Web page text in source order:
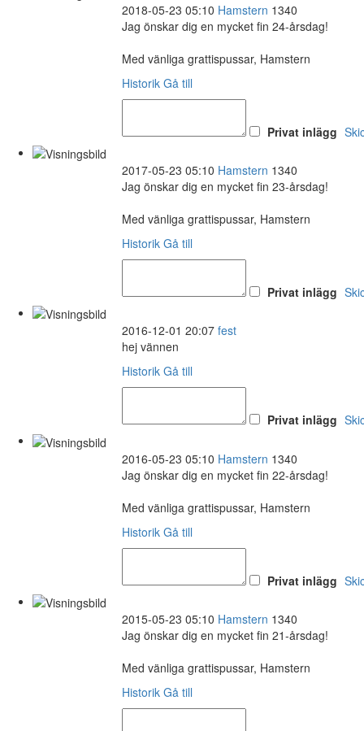
2018-05-23 05:10 Hamstern 1340
Jag önskar dig en mycket fin 24-årsdag!
Med vänliga grattispussar, Hamstern
Historik Gå till
Privat inlägg
2017-05-23 05:10 Hamstern 1340
Jag önskar dig en mycket fin 23-årsdag!
Med vänliga grattispussar, Hamstern
Historik Gå till
Privat inlägg
2016-12-01 20:07 fest
hej vännen
Historik Gå till
Privat inlägg
2016-05-23 05:10 Hamstern 1340
Jag önskar dig en mycket fin 22-årsdag!
Med vänliga grattispussar, Hamstern
Historik Gå till
Privat inlägg
2015-05-23 05:10 Hamstern 1340
Jag önskar dig en mycket fin 21-årsdag!
Med vänliga grattispussar, Hamstern
Historik Gå till